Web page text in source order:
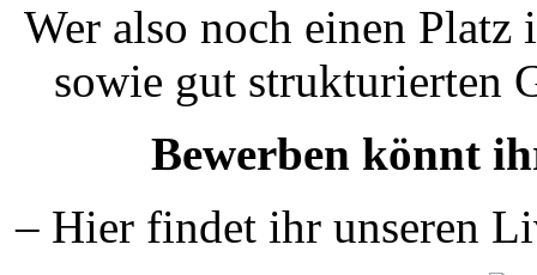
Wer also noch einen
sowie gut strukturierten
Bewerben könnt
– Hier findet ihr unseren